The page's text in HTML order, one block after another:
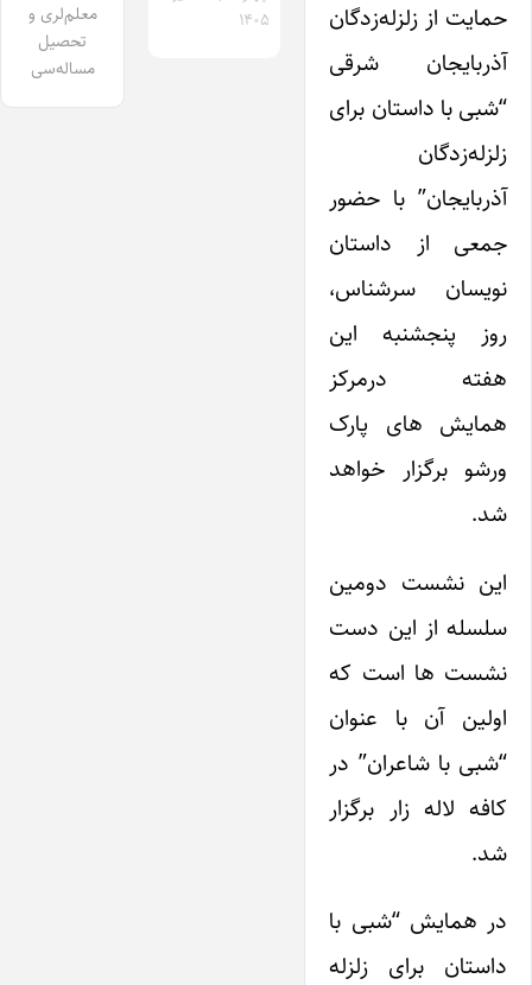
حمایت از زلزله‌زدگان
آذربایجان شرقی
“شبی با داستان برای
زلزله‌زدگان
آذربایجان” با حضور
جمعی از داستان
نویسان سرشناس،
روز پنجشنبه این
هفته درمرکز
همایش های پارک
ورشو برگزار خواهد
شد.
این نشست دومین
سلسله از این دست
نشست ها است که
اولین آن با عنوان
“شبی با شاعران” در
کافه لاله زار برگزار
شد.
در همایش “شبی با
داستان برای زلزله
۱۴۰۵
معلم‌لری و
تحصیل
مساله‌سی